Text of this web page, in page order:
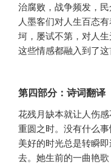
治腐败，战争频发，
人墨客们对人生百态
坷，屡试不第，对人
这些情感都融入到了这
第四部分：诗词翻译
花残月缺本就让人伤
重圆之时。没有什么
美好的时光总是转瞬
去。她生前的一曲艳